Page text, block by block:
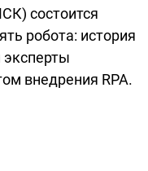
состоится
робота: история
эксперты
внедрения RPA.